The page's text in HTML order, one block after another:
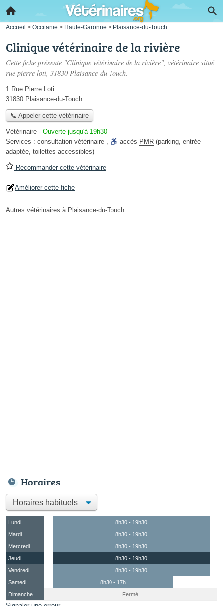
Accueil > Occitanie > Haute-Garonne > Plaisance-du-Touch
Clinique vétérinaire de la rivière
Cette fiche présente "Clinique vétérinaire de la rivière", vétérinaire situé
rue pierre loti, 31830 Plaisance-du-Touch.
1 Rue Pierre Loti
31830 Plaisance-du-Touch
📞 Appeler cette vétérinaire
Vétérinaire - Ouverte jusqu'à 19h30
Services : consultation vétérinaire , accès PMR (parking, entrée
adaptée, toilettes accessibles)
Recommander cette vétérinaire
Améliorer cette fiche
Autres vétérinaires à Plaisance-du-Touch
Horaires
Lundi
8h30 - 19h30
Mardi
8h30 - 19h30
Mercredi
8h30 - 19h30
Jeudi
8h30 - 19h30
Vendredi
8h30 - 19h30
Samedi
8h30 - 17h
Dimanche
Fermé